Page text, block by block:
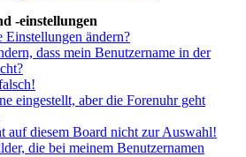
-einstellungen
Einstellungen ändern?
dass mein Benutzername in der
eingestellt, aber die Forenuhr geht
auf diesem Board nicht zur Auswahl!
die bei meinem Benutzernamen